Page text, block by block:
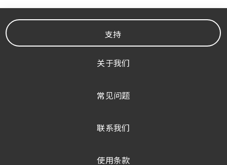
支持
关于我们
常见问题
联系我们
使用条款